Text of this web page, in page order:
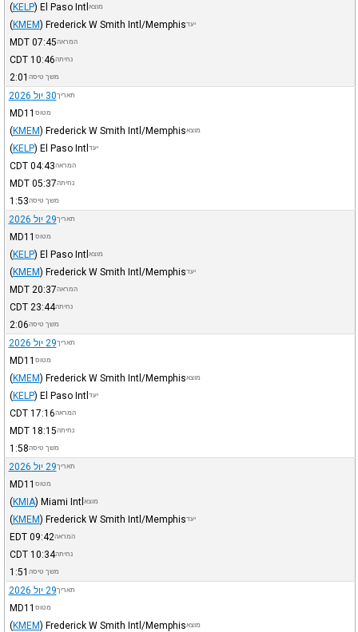
מוצא El Paso Intl
(KELP)
יעדFrederick W Smith Intl/Memphis
(KMEM)
המראה07:45
MDT
נחיתה10:46
CDT
משך טיסה 2:01
תאריך30 יול 2026
מטוס MD11
מוצאFrederick W Smith Intl/Memphis
(KMEM)
יעד El Paso Intl
(KELP)
המראה04:43
CDT
נחיתה05:37
MDT
משך טיסה1:53
תאריך29 יול 2026
מטוס MD11
מוצא El Paso Intl
(KELP)
יעדFrederick W Smith Intl/Memphis
(KMEM)
המראה20:37
MDT
נחיתה23:44
CDT
משך טיסה2:06
תאריך29 יול 2026
מטוס MD11
מוצאFrederick W Smith Intl/Memphis
(KMEM)
יעד El Paso Intl
(KELP)
המראה17:16
CDT
נחיתה18:15
MDT
משך טיסה1:58
תאריך29 יול 2026
מטוס MD11
מוצא Miami Intl
(KMIA)
יעדFrederick W Smith Intl/Memphis
(KMEM)
המראה09:42
EDT
נחיתה10:34
CDT
משך טיסה 1:51
תאריך29 יול 2026
מטוס MD11
מוצאFrederick W Smith Intl/Memphis
(KMEM)